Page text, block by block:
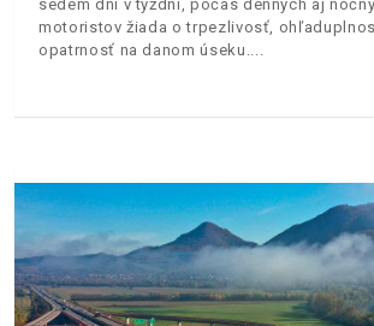
sedem dní v týždni, počas denných aj
motoristov žiada o trpezlivosť,
opatrnosť na danom úseku.